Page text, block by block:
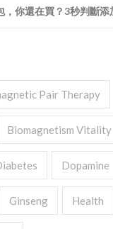
你還在買？3秒判斷添
Pair Therapy
Biomagnetism Vitality
Dopamine
Ginseng Health